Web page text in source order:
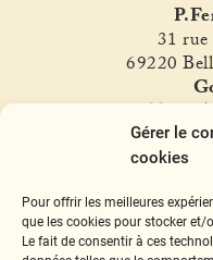
Gérer le
cookies
Pour offrir les meilleures
que les cookies pour stocker
Le fait de consentir à ces
31
69220
T.
fer
Instagram
Facebook
Twitter